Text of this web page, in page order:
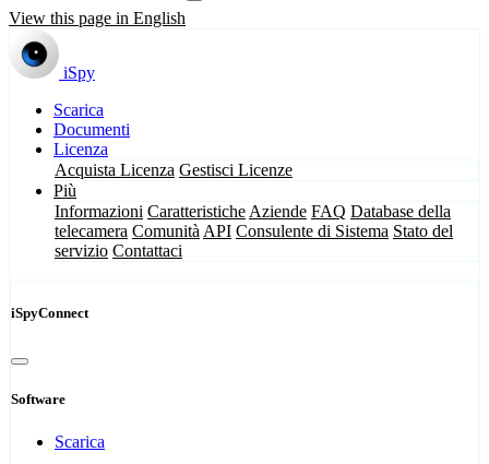
View this page in English
iSpy
Scarica
Documenti
Licenza
Acquista Licenza Gestisci Licenze
Più
Informazioni Caratteristiche Aziende FAQ Database della
telecamera Comunità API Consulente di Sistema Stato del
servizio Contattaci
iSpyConnect
Software
Scarica